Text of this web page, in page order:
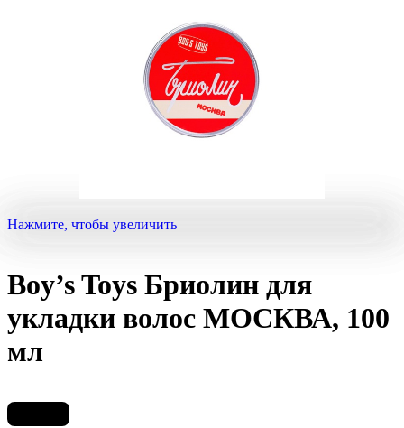
Нажмите, чтобы увеличить
Boy’s Toys Бриолин для
укладки волос МОСКВА, 100
мл